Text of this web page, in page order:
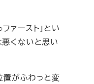
ァースト」とい
くないと思い
置がふわっと変